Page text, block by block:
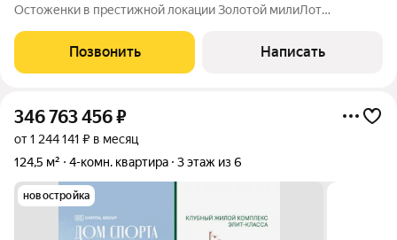
Остоженки в престижной локации Золотой милиЛот
воплотить свой дизайн-проект мечты. Отличный вариант для
Позвонить Написать
346 763 456₽
от 1 244 141 ₽ в месяц
124,5 м²
4-комн. квартира 3 этаж из 6
новостройка